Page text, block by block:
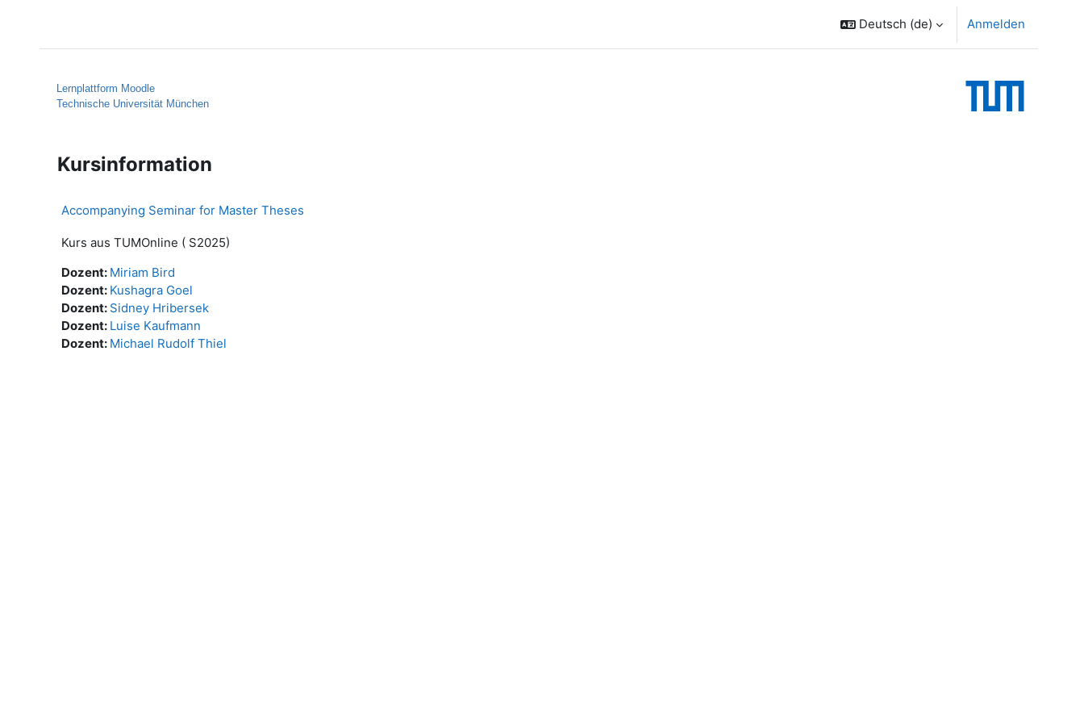
Deutsch ‎(de)‎ Anmelden
Lernplattform Moodle
Technische Universität München
Kursinformation
Accompanying Seminar for Master Theses
Kurs aus TUMOnline ( S2025)
Dozent: Miriam Bird
Dozent: Kushagra Goel
Dozent: Sidney Hribersek
Dozent: Luise Kaufmann
Dozent: Michael Rudolf Thiel